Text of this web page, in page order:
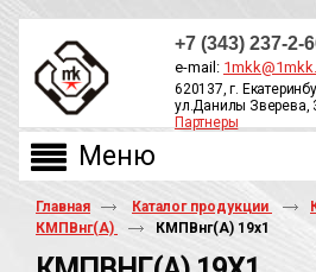
+7 (343) 237-2-
e-mail:
620137, г.
ул.Данилы Зверева,
Партнеры
Главная Каталог продукции
КМПВнг(А)
КМПВнг(A) 19х1